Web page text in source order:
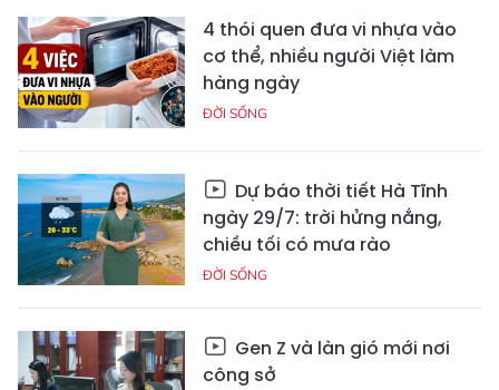
4 thói quen đưa vi nhựa vào
cơ thể, nhiều người Việt làm
hàng ngày
ĐỜI SỐNG
Dự báo thời tiết Hà Tĩnh
ngày 29/7: trời hửng nắng,
chiều tối có mưa rào
ĐỜI SỐNG
Gen Z và làn gió mới nơi
công sở